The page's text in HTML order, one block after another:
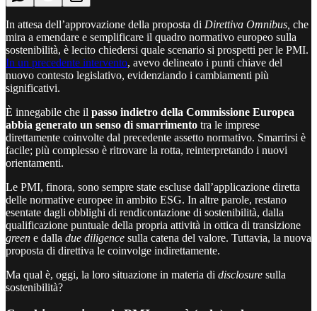
In attesa dell’approvazione della proposta di Direttiva Omnibus, che
mira a emendare e semplificare il quadro normativo europeo sulla
sostenibilità, è lecito chiedersi quale scenario si prospetti per le PMI.
In un precedente intervento, avevo delineato i punti chiave del
nuovo contesto legislativo, evidenziando i cambiamenti più
significativi.
È innegabile che il passo indietro della Commissione Europea
abbia generato un senso di smarrimento tra le imprese
direttamente coinvolte dal precedente assetto normativo. Smarrirsi è
facile; più complesso è ritrovare la rotta, reinterpretando i nuovi
orientamenti.
Le PMI, finora, sono sempre state escluse dall’applicazione diretta
delle normative europee in ambito ESG. In altre parole, restano
esentate dagli obblighi di rendicontazione di sostenibilità, dalla
qualificazione puntuale della propria attività in ottica di transizione
green e dalla due diligence sulla catena del valore. Tuttavia, la nuova
proposta di direttiva le coinvolge indirettamente.
Ma qual è, oggi, la loro situazione in materia di disclosure sulla
sostenibilità?